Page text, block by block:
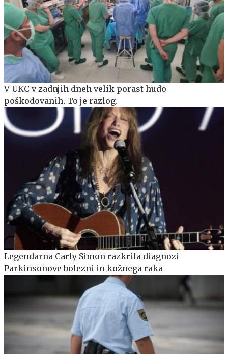
V UKC v zadnjih dneh velik porast hudo
poškodovanih. To je razlog.
Legendarna Carly Simon razkrila diagnozi
Parkinsonove bolezni in kožnega raka